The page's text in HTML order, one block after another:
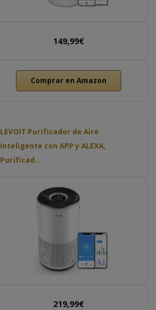
149,99€
Comprar en Amazon
LEVOIT Purificador de Aire
Inteligente con APP y ALEXA,
Purificad…
219,99€